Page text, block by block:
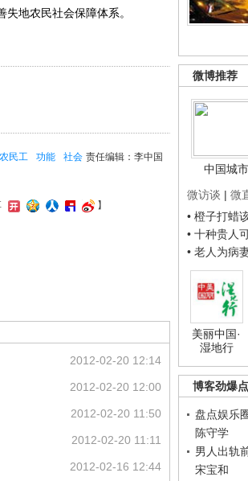
微博推荐
中国城
微访谈 | 微
• 橙子打蜡
• 十种贵人
• 老人为病
美丽中国·
湿地行
博客劲爆点
盘点娱乐
陈守学
男人出轨
宋宝和
地农民社会保障体系。
责任编辑：李中国
农民工 功能
社会
】
2012-02-20 12:14
2012-02-20 12:00
2012-02-20 11:50
2012-02-20 11:11
2012-02-16 12:44